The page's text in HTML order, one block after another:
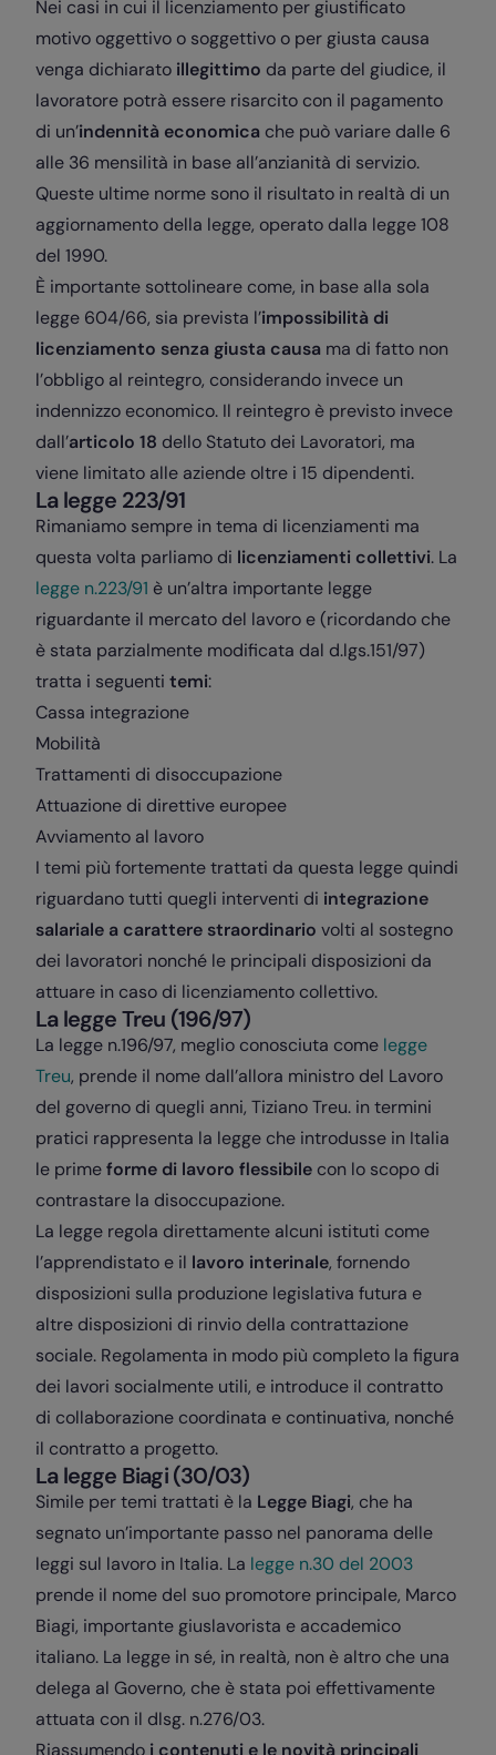
Nei casi in cui il licenziamento per giustificato
motivo oggettivo o soggettivo o per giusta causa
venga dichiarato illegittimo da parte del giudice, il
lavoratore potrà essere risarcito con il pagamento
di un’indennità economica che può variare dalle 6
alle 36 mensilità in base all’anzianità di servizio.
Queste ultime norme sono il risultato in realtà di un
aggiornamento della legge, operato dalla legge 108
del 1990.
È importante sottolineare come, in base alla sola
legge 604/66, sia prevista l’impossibilità di
licenziamento senza giusta causa ma di fatto non
l’obbligo al reintegro, considerando invece un
indennizzo economico. Il reintegro è previsto invece
dall’articolo 18 dello Statuto dei Lavoratori, ma
viene limitato alle aziende oltre i 15 dipendenti.
La legge 223/91
Rimaniamo sempre in tema di licenziamenti ma
questa volta parliamo di licenziamenti collettivi. La
legge n.223/91 è un’altra importante legge
riguardante il mercato del lavoro e (ricordando che
è stata parzialmente modificata dal d.lgs.151/97)
tratta i seguenti temi:
Cassa integrazione
Mobilità
Trattamenti di disoccupazione
Attuazione di direttive europee
Avviamento al lavoro
I temi più fortemente trattati da questa legge quindi
riguardano tutti quegli interventi di integrazione
salariale a carattere straordinario volti al sostegno
dei lavoratori nonché le principali disposizioni da
attuare in caso di licenziamento collettivo.
La legge Treu (196/97)
La legge n.196/97, meglio conosciuta come legge
Treu, prende il nome dall’allora ministro del Lavoro
del governo di quegli anni, Tiziano Treu. in termini
pratici rappresenta la legge che introdusse in Italia
le primeforme di lavoro flessibile con lo scopo di
contrastare la disoccupazione.
La legge regola direttamente alcuni istituti come
l’apprendistato e il lavoro interinale, fornendo
disposizioni sulla produzione legislativa futura e
altre disposizioni di rinvio della contrattazione
sociale. Regolamenta in modo più completo la figura
dei lavori socialmente utili, e introduce il contratto
di collaborazione coordinata e continuativa, nonché
il contratto a progetto.
La legge Biagi (30/03)
Simile per temi trattati è la Legge Biagi, che ha
segnato un’importante passo nel panorama delle
leggi sul lavoro in Italia. La legge n.30 del 2003
prende il nome del suo promotore principale, Marco
Biagi, importante giuslavorista e accademico
italiano. La legge in sé, in realtà, non è altro che una
delega al Governo, che è stata poi effettivamente
attuata con il dlsg. n.276/03.
Riassumendo i contenuti e le novità principali